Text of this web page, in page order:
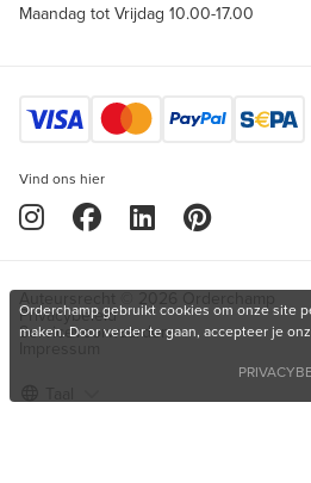
Maandag tot Vrijdag 10.00-17.00
Vind ons hier
Auteursrecht © 2026 Orderchamp
Privacybeleid
Servicevoorwaarden
Orderchamp gebruikt cookies om onze site
maken. Door verder te gaan, accepteer je